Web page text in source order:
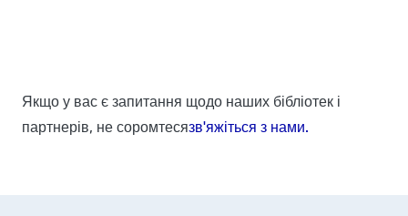
Якщо у вас є запитання щодо наших бібліотек і
партнерів, не соромтесязв'яжіться з нами.